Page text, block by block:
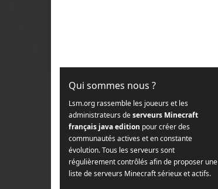
Qui sommes nous ?
Lsm.org rassemble les joueurs et les
administrateurs deserveurs Minecraft
français java edition pour créer des
communautés actives et en constante
évolution. Tous les serveurs sont
régulièrement contrôlés afin de proposer une
liste de serveurs Minecraft sérieux et actifs.